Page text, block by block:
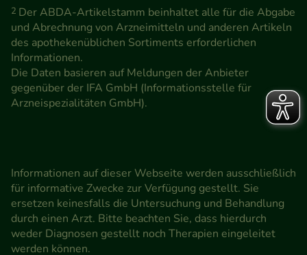
2 Der ABDA-Artikelstamm beinhaltet alle für die Abgabe
und Abrechnung von Arzneimitteln und anderen Artikeln
des apothekenüblichen Sortiments erforderlichen
Informationen.
Die Daten basieren auf Meldungen der Anbieter
gegenüber der IFA GmbH (Informationsstelle für
Arzneispezialitäten GmbH).
Informationen auf dieser Webseite werden ausschließlich
für informative Zwecke zur Verfügung gestellt. Sie
ersetzen keinesfalls die Untersuchung und Behandlung
durch einen Arzt. Bitte beachten Sie, dass hierdurch
weder Diagnosen gestellt noch Therapien eingeleitet
werden können.